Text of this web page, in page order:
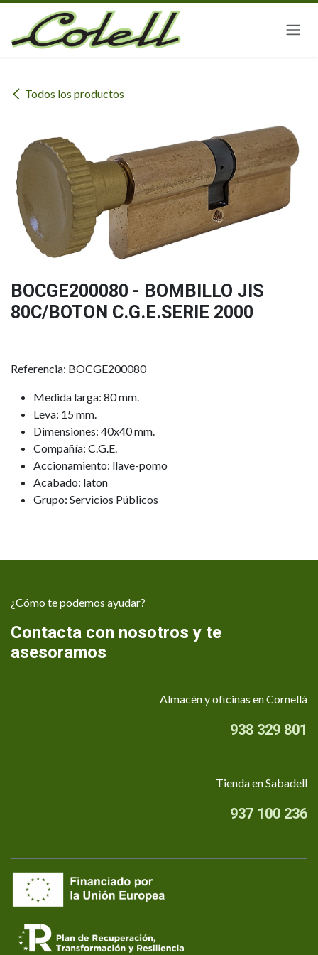
Ir al contenido
Todos los productos
BOCGE200080 - BOMBILLO JIS
80C/BOTON C.G.E.SERIE 2000
Referencia: BOCGE200080
Medida larga: 80 mm.
Leva: 15 mm.
Dimensiones: 40x40 mm.
Compañía: C.G.E.
Accionamiento: llave-pomo
Acabado: laton
Grupo: Servicios Públicos
¿Cómo te podemos ayudar?
Contacta con nosotros y te
asesoramos
Almacén y oficinas en Cornellà
938 329 801
Tienda en Sabadell
937 100 236